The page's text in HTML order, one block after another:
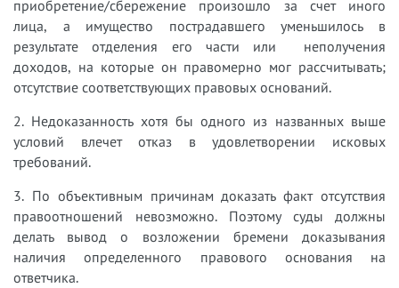
приобретение/сбережение произошло за счет иного
лица, а имущество пострадавшего уменьшилось в
результате отделения его части или неполучения
доходов, на которые он правомерно мог рассчитывать;
отсутствие соответствующих правовых оснований.
2. Недоказанность хотя бы одного из названных выше
условий влечет отказ в удовлетворении исковых
требований.
3. По объективным причинам доказать факт отсутствия
правоотношений невозможно. Поэтому суды должны
делать вывод о возложении бремени доказывания
наличия определенного правового основания на
ответчика.